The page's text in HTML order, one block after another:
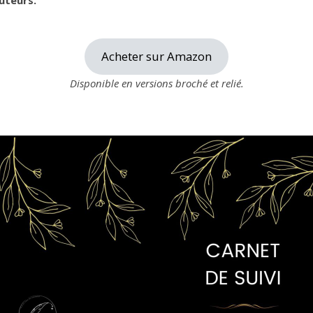
Acheter sur Amazon
Disponible en versions broché et relié.